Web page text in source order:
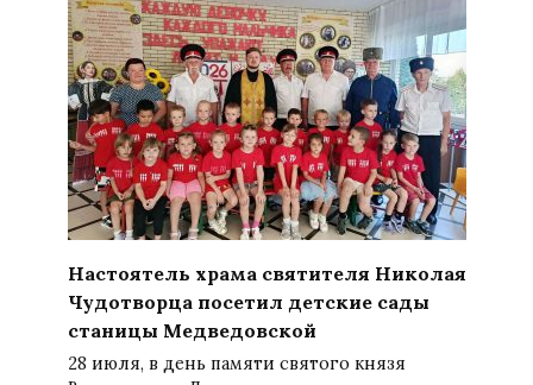
Настоятель храма святителя Николая
Чудотворца посетил детские сады
станицы Медведовской
28 июля, в день памяти святого князя